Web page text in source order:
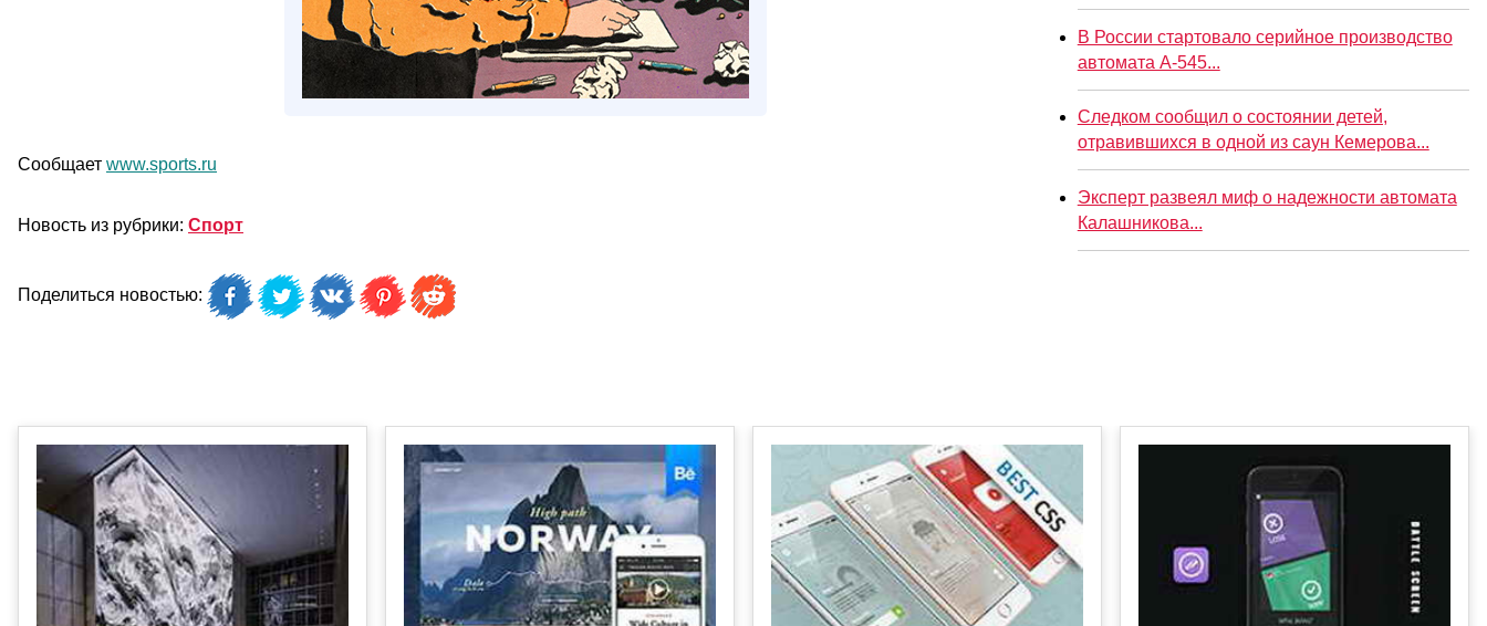
Сообщает www.sports.ru
Новость из рубрики: Спорт
Поделиться новостью:
В России стартовало серийное производство
автомата А-545...
Следком сообщил о состоянии детей,
отравившихся в одной из саун Кемерова...
Эксперт развеял миф о надежности автомата
Калашникова...